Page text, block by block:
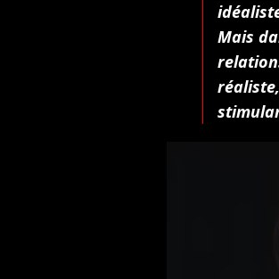
Mais